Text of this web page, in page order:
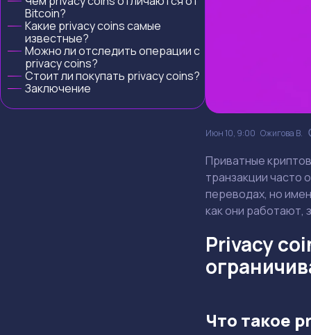
Bitcoin?
Какие privacy coins самые
известные?
Можно ли отследить операции с
privacy coins?
Стоит ли покупать privacy coins?
Заключение
Июн 10, 9:00 Ожигова В.
Приватные
транзакции часто
переводах, но
как они работают,
Privacy
Что такое